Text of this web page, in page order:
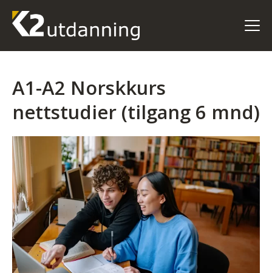
A1-A2 Norskkurs
nettstudier (tilgang 6 mnd)